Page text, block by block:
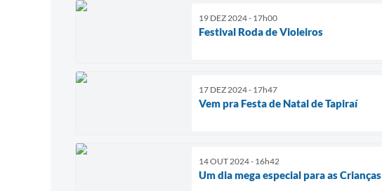
19 DEZ 2024 - 17h00
Festival Roda de Violeiros
17 DEZ 2024 - 17h47
Vem pra Festa de Natal de Tapiraí
14 OUT 2024 - 16h42
Um dia mega especial para as Crianças